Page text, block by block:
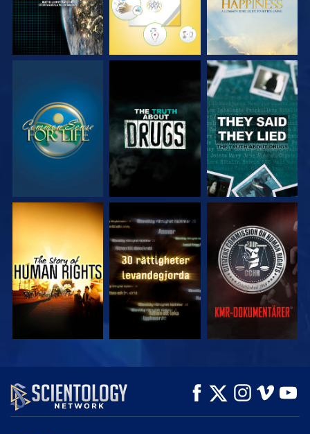
TITTA TITTA TITTA
TITTA TITTA TITTA
TITTA
UTFORSKA
SERIEN